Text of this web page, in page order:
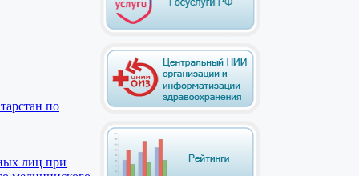
по
лиц при